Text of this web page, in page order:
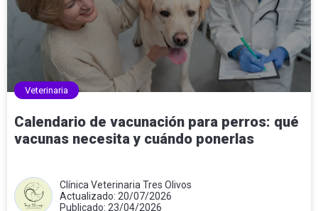
Veterinaria
Calendario de vacunación para perros: qué
vacunas necesita y cuándo ponerlas
Clínica Veterinaria Tres Olivos
Actualizado: 20/07/2026
Publicado: 23/04/2026